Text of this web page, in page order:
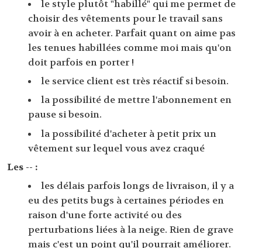
le style plutôt "habillé" qui me permet de
choisir des vêtements pour le travail sans
avoir à en acheter. Parfait quant on aime pas
les tenues habillées comme moi mais qu'on
doit parfois en porter !
le service client est très réactif si besoin.
la possibilité de mettre l'abonnement en
pause si besoin.
la possibilité d'acheter à petit prix un
vêtement sur lequel vous avez craqué
Les -- :
les délais parfois longs de livraison, il y a
eu des petits bugs à certaines périodes en
raison d'une forte activité ou des
perturbations liées à la neige. Rien de grave
mais c'est un point qu'il pourrait améliorer.